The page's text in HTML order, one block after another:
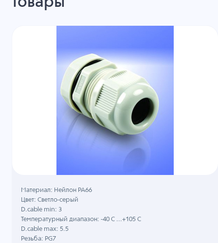
Материал: Нейлон PA66
Цвет: Светло-серый
D.cable min: 3
Температурный диапазон: -40 C ...+105 C
D.cable max: 5.5
Резьба: PG7